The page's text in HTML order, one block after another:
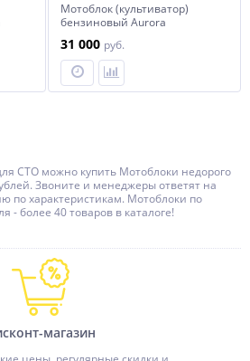
Мотоблок (культиватор)
бензиновый Aurora
31 000 руб.
СТО можно купить Мотоблоки недорого
Звоните и менеджеры ответят на
по характеристикам. Мотоблоки по
- более 40 товаров в каталоге!
магазин